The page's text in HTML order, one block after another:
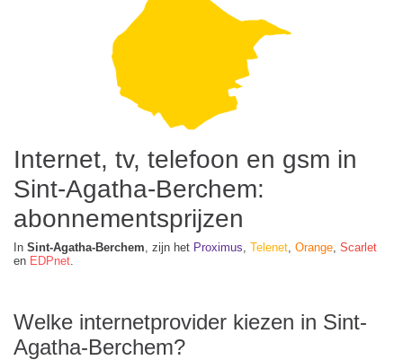
Internet, tv, telefoon en gsm in
Sint-Agatha-Berchem:
abonnementsprijzen
In Sint-Agatha-Berchem , zijn het Proximus Telenet Orange Scarlet
en EDPnet
Welke internetprovider kiezen in Sint-
Agatha-Berchem?